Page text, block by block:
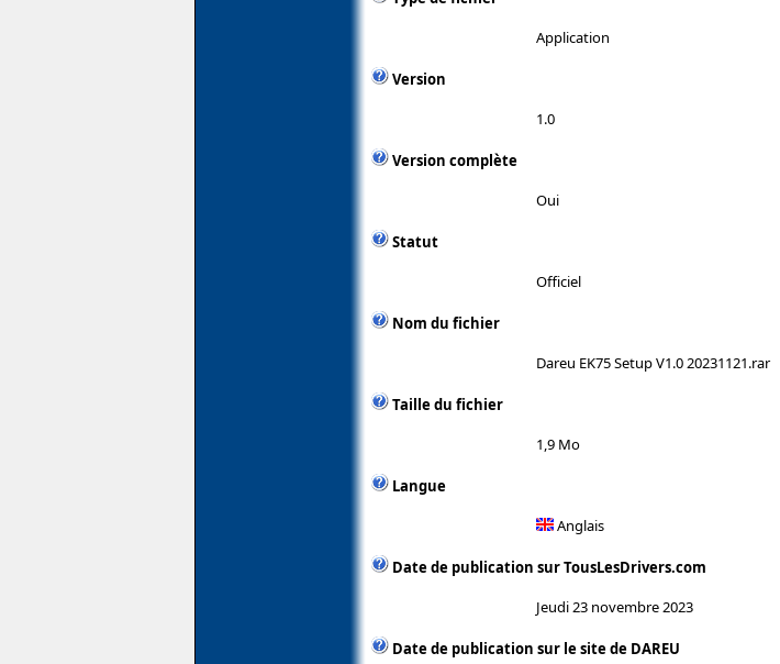
Application
Version
1.0
Version complète
Oui
Statut
Officiel
Nom du fichier
Dareu EK75 Setup V1.0 20231121.rar
Taille du fichier
1,9 Mo
Langue
Anglais
Date de publication sur TousLesDrivers.com
Jeudi 23 novembre 2023
Date de publication sur le site de DAREU